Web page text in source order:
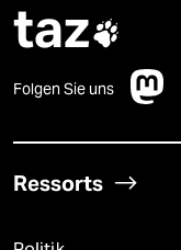
taz
Folgen Sie uns
Ressorts